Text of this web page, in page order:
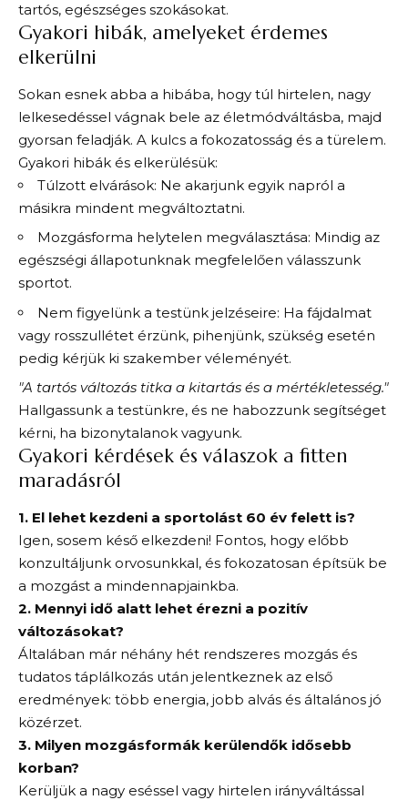
tartós, egészséges szokásokat.
Gyakori hibák, amelyeket érdemes
elkerülni
Sokan esnek abba a hibába, hogy túl hirtelen, nagy
lelkesedéssel vágnak bele az életmódváltásba, majd
gyorsan feladják. A kulcs a fokozatosság és a türelem.
Gyakori hibák és elkerülésük:
Túlzott elvárások: Ne akarjunk egyik napról a
másikra mindent megváltoztatni.
Mozgásforma helytelen megválasztása: Mindig az
egészségi állapotunknak megfelelően válasszunk
sportot.
Nem figyelünk a testünk jelzéseire: Ha fájdalmat
vagy rosszullétet érzünk, pihenjünk, szükség esetén
pedig kérjük ki szakember véleményét.
"A tartós változás titka a kitartás és a mértékletesség."
Hallgassunk a testünkre, és ne habozzunk segítséget
kérni, ha bizonytalanok vagyunk.
Gyakori kérdések és válaszok a fitten
maradásról
1. El lehet kezdeni a sportolást 60 év felett is?
Igen, sosem késő elkezdeni! Fontos, hogy előbb
konzultáljunk orvosunkkal, és fokozatosan építsük be
a mozgást a mindennapjainkba.
2. Mennyi idő alatt lehet érezni a pozitív
változásokat?
Általában már néhány hét rendszeres mozgás és
tudatos táplálkozás után jelentkeznek az első
eredmények: több energia, jobb alvás és általános jó
közérzet.
3. Milyen mozgásformák kerülendők idősebb
korban?
Kerüljük a nagy eséssel vagy hirtelen irányváltással